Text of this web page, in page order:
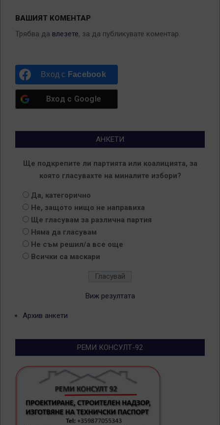
ВАШИЯТ КОМЕНТАР
Трябва да влезете, за да публикувате коментар.
Вход с Facebook
Вход с Google
АНКЕТИ
Ще подкрепите ли партията или коалицията, за
която гласувахте на миналите избори?
Да, категорично
Не, защото нищо не направиха
Ще гласувам за различна партия
Няма да гласувам
Не съм решил/а все още
Всички са маскари
Виж резултата
Архив анкети
РЕМИ КОНСУЛТ-92